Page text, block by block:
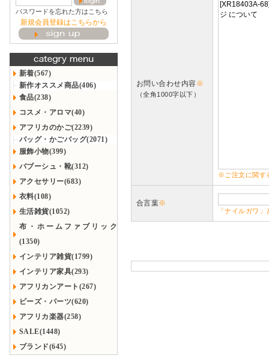
パスワードを忘れた方はこちら
新規会員登録はこちらから
新着(567)
新作オススメ商品(406)
食品(238)
コスメ・アロマ(40)
アフリカのかご(2239)
バッグ・かごバッグ(2071)
服飾小物(399)
バブーシュ・靴(312)
アクセサリー(683)
衣料(108)
生活雑貨(1052)
布・ホームファブリック
(1350)
インテリア雑貨(1799)
インテリア家具(293)
アフリカンアート(267)
ビーズ・パーツ(620)
アフリカ楽器(258)
SALE(1448)
ブランド(645)
お問い合わせ内容※
（全角1000字以下）
※ご注文に関す
合言葉※
「ナイルガワ